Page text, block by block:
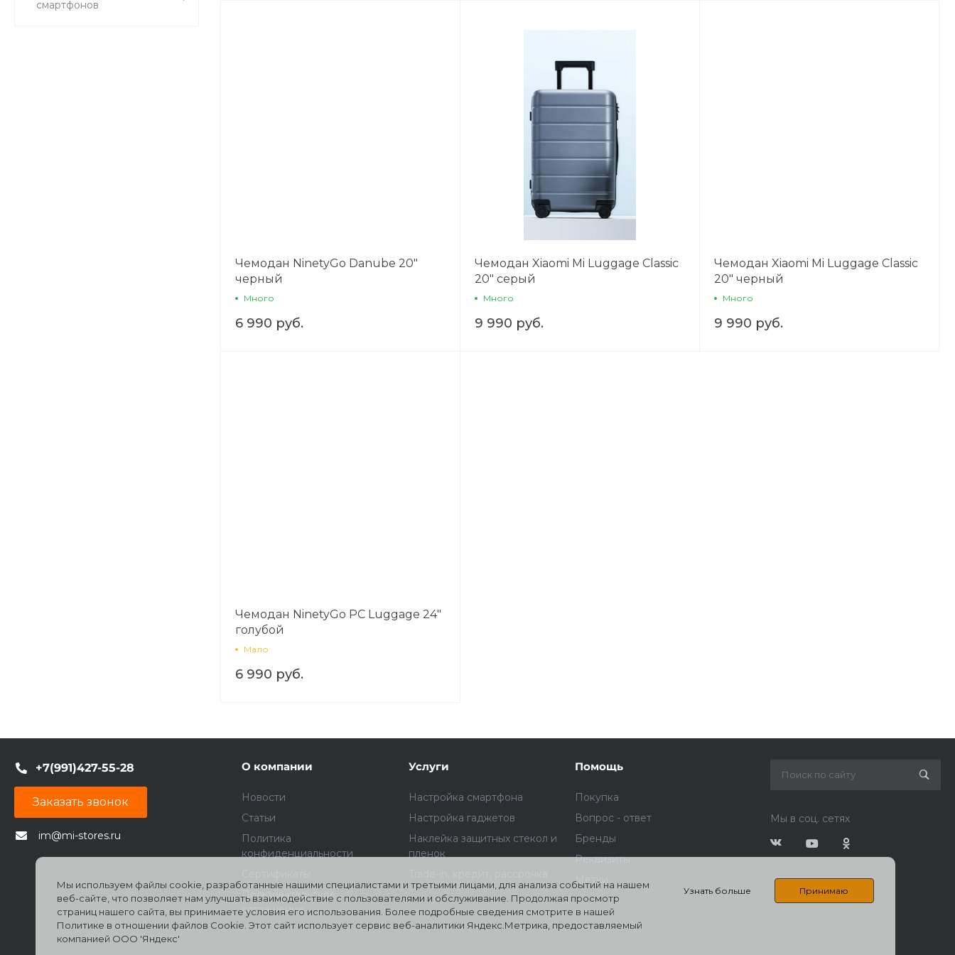
смартфонов
Чемодан NinetyGo Danube 20"
черный
Много
6 990 руб.
Чемодан Xiaomi Mi Luggage Classic
20" серый
Много
9 990 руб.
Чемодан Xiaomi Mi Luggage Classic
20" черный
Много
9 990 руб.
Чемодан NinetyGo PC Luggage 24"
голубой
Мало
6 990 руб.
+7(991)427-55-28
Заказать звонок
im@mi-stores.ru
О компании
Новости
Статьи
Политика
конфиденциальности
Пользовательское
соглашение
Услуги
Настройка смартфона
Настройка гаджетов
Наклейка защитных стекол и
пленок
Помощь
Покупка
Вопрос - ответ
Бренды
Реквизиты
Метки
Мы в соц. сетях
Мы используем файлы cookie, разработанные нашими специалистами и третьими лицами, для анализа событий на нашем
веб-сайте, что позволяет нам улучшать взаимодействие с пользователями и обслуживание. Продолжая просмотр
страниц нашего сайта, вы принимаете условия его использования. Более подробные сведения смотрите в нашей
Политике в отношении файлов Cookie. Этот сайт использует сервис веб-аналитики Яндекс.Метрика, предоставляемый
компанией ООО 'Яндекс'
Узнать больше Принимаю